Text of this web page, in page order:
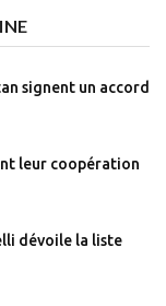
signent un accord
leur coopération
dévoile la liste